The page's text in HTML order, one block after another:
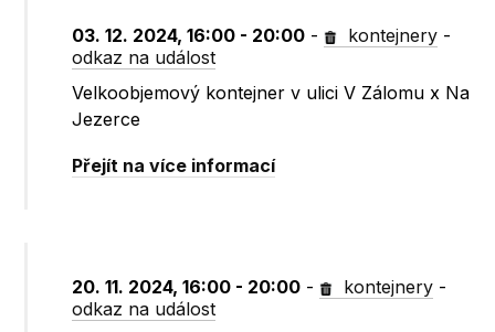
03. 12. 2024, 16:00 - 20:00 - kontejnery -
odkaz na událost
Velkoobjemový kontejner v ulici V Zálomu x Na
Jezerce
Přejít na více informací
20. 11. 2024, 16:00 - 20:00 - kontejnery -
odkaz na událost